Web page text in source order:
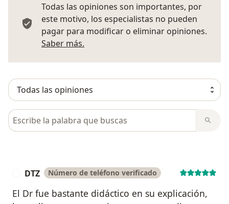
Todas las opiniones son importantes, por
este motivo, los especialistas no pueden
pagar para modificar o eliminar opiniones.
Saber más.
Busca en opiniones
DTZ Número de teléfono verificado
El Dr fue bastante didáctico en su explicación,